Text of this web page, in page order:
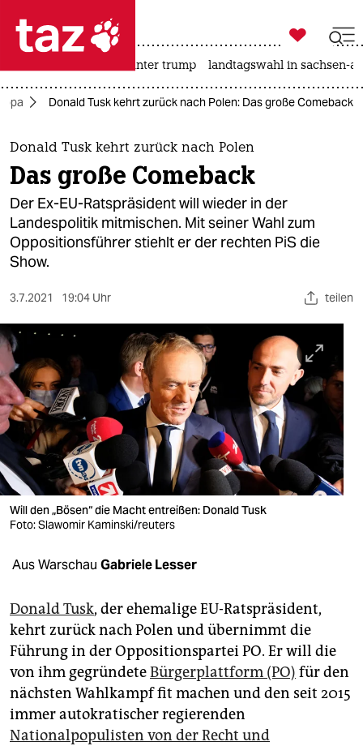
 taz zahl ich
taz zahl ich
themen
politik
öko
gesellschaft
kultur
sport
berlin
nord
wahrheit
verlag
verlag
shop
fragen & hilfe
unterstützen
abo
genossenschaft
epaper login

taz zahl ich
usa unter trump landtagswahl in sachsen-
Donald Tusk kehrt zurück nach Polen: Das große Comeback
Donald Tusk kehrt zurück nach Polen
Das große Comeback
Der Ex-EU-Ratspräsident will wieder in der
Landespolitik mitmischen. Mit seiner Wahl zum
Oppositionsführer stiehlt er der rechten PiS die
Show.
3.7.2021 19:04 Uhr teilen
Will den „Bösen“ die Macht entreißen: Donald Tusk
Foto: Slawomir Kaminski/reuters
Aus Warschau Gabriele Lesser
Donald Tusk, der ehemalige EU-Ratspräsident,
kehrt zurück nach Polen und übernimmt die
Führung in der Oppositionspartei PO. Er will die
von ihm gegründeteBürgerplattform (PO) für den
nächsten Wahlkampf fit machen und den seit 2015
immer autokratischer regierenden
Nationalpopulisten von der Recht und